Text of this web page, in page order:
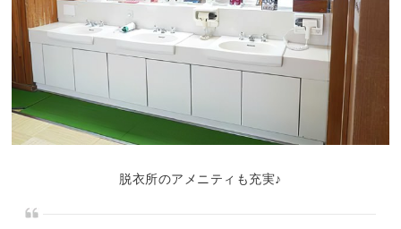
脱衣所のアメニティも充実♪